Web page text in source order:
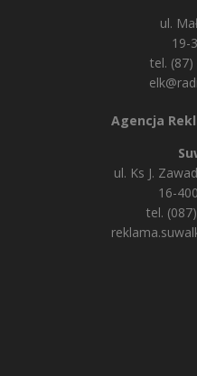
ul.
19-
tel.
Agencja
ul. Ks J.
16-
tel.